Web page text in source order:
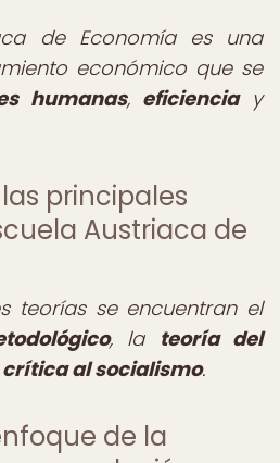
de Economía es una
económico que se
humanas, eficienciay
principales
Austriaca de
teorías se encuentran el
, la teoría del
crítica al socialismo.
de la